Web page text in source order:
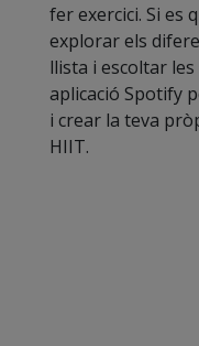
fer exercici. Si es
explorar els
llista i escoltar
aplicació Spotify
i crear la teva
HIIT.